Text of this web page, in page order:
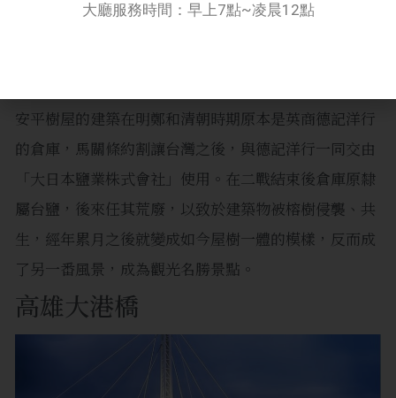
安平樹屋的建築在明鄭和清朝時期原本是英商德記洋行
的倉庫，馬關條約割讓台灣之後，與德記洋行一同交由
「大日本鹽業株式會社」使用。在二戰結束後倉庫原隸
屬台鹽，後來任其荒廢，以致於建築物被榕樹侵襲、共
生，經年累月之後就變成如今屋樹一體的模樣，反而成
了另一番風景，成為觀光名勝景點。
高雄大港橋
大廳服務時間：早上7點~凌晨12點